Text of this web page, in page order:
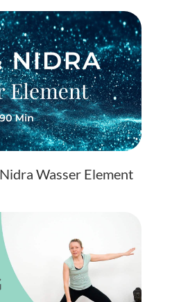
Wasser Element